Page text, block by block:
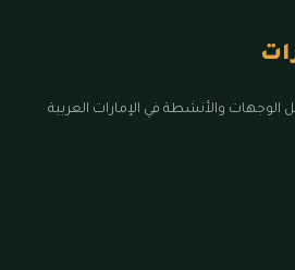
والأنشطة في الإمارات العربية